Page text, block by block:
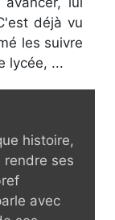
déjà vu
les suivre
lycée, ...
histoire,
rendre ses
avec